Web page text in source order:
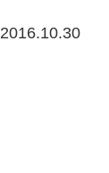
2016.10.30